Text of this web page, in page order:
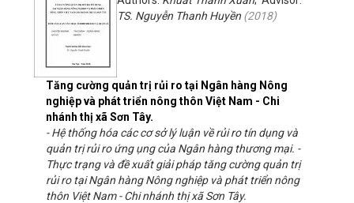
Tăng cường quản trị rủi ro tại Ngân hàng Nông
nghiệp và phát triển nông thôn Việt Nam - Chi
nhánh thị xã Sơn Tây.
TS. Nguyễn Thanh Huyền (2018)
- Hệ thống hóa các cơ sở lý luận về rủi ro tín dụng và
quản trị rủi ro ứng ụng của Ngân hàng thương mại. -
Thực trạng và đề xuất giải pháp tăng cường quản trị
rủi ro tại Ngân hàng Nông nghiệp và phát triển nông
thôn Việt Nam - Chi nhánh thị xã Sơn Tây.